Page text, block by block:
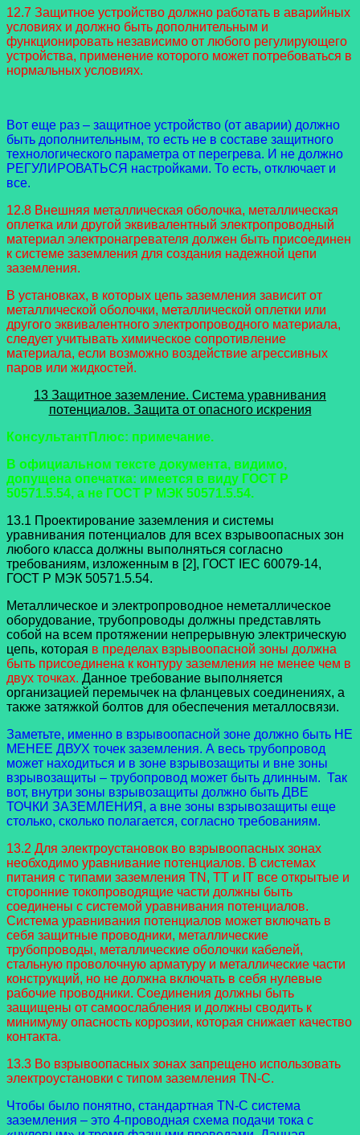
12.7 Защитное устройство должно работать в аварийных
условиях и должно быть дополнительным и
функционировать независимо от любого регулирующего
устройства, применение которого может потребоваться в
нормальных условиях.
Вот еще раз – защитное устройство (от аварии) должно
быть дополнительным, то есть не в составе защитного
технологического параметра от перегрева. И не должно
РЕГУЛИРОВАТЬСЯ настройками. То есть, отключает и
все.
12.8 Внешняя металлическая оболочка, металлическая
оплетка или другой эквивалентный электропроводный
материал электронагревателя должен быть присоединен
к системе заземления для создания надежной цепи
заземления.
В установках, в которых цепь заземления зависит от
металлической оболочки, металлической оплетки или
другого эквивалентного электропроводного материала,
следует учитывать химическое сопротивление
материала, если возможно воздействие агрессивных
паров или жидкостей.
13 Защитное заземление. Система уравнивания
потенциалов. Защита от опасного искрения
КонсультантПлюс: примечание.
В официальном тексте документа, видимо,
допущена опечатка: имеется в виду ГОСТ Р
50571.5.54, а не ГОСТ Р МЭК 50571.5.54.
13.1 Проектирование заземления и системы
уравнивания потенциалов для всех взрывоопасных зон
любого класса должны выполняться согласно
требованиям, изложенным в [2], ГОСТ IEC 60079-14,
ГОСТ Р МЭК 50571.5.54.
Металлическое и электропроводное неметаллическое
оборудование, трубопроводы должны представлять
собой на всем протяжении непрерывную электрическую
цепь, которая в пределах взрывоопасной зоны должна
быть присоединена к контуру заземления не менее чем в
двух точках. Данное требование выполняется
организацией перемычек на фланцевых соединениях, а
также затяжкой болтов для обеспечения металлосвязи.
Заметьте, именно в взрывоопасной зоне должно быть НЕ
МЕНЕЕ ДВУХ точек заземления. А весь трубопровод
может находиться и в зоне взрывозащиты и вне зоны
взрывозащиты – трубопровод может быть длинным. Так
вот, внутри зоны взрывозащиты должно быть ДВЕ
ТОЧКИ ЗАЗЕМЛЕНИЯ, а вне зоны взрывозащиты еще
столько, сколько полагается, согласно требованиям.
13.2 Для электроустановок во взрывоопасных зонах
необходимо уравнивание потенциалов. В системах
питания с типами заземления TN, TT и IT все открытые и
сторонние токопроводящие части должны быть
соединены с системой уравнивания потенциалов.
Система уравнивания потенциалов может включать в
себя защитные проводники, металлические
трубопроводы, металлические оболочки кабелей,
стальную проволочную арматуру и металлические части
конструкций, но не должна включать в себя нулевые
рабочие проводники. Соединения должны быть
защищены от самоослабления и должны сводить к
минимуму опасность коррозии, которая снижает качество
контакта.
13.3 Во взрывоопасных зонах запрещено использовать
электроустановки с типом заземления TN-C.
Чтобы было понятно, стандартная TN-C система
заземления – это 4-проводная схема подачи тока с